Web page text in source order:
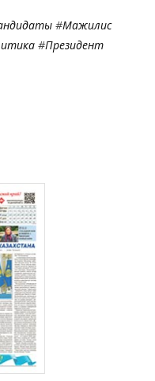
#Мажилис
#Президент